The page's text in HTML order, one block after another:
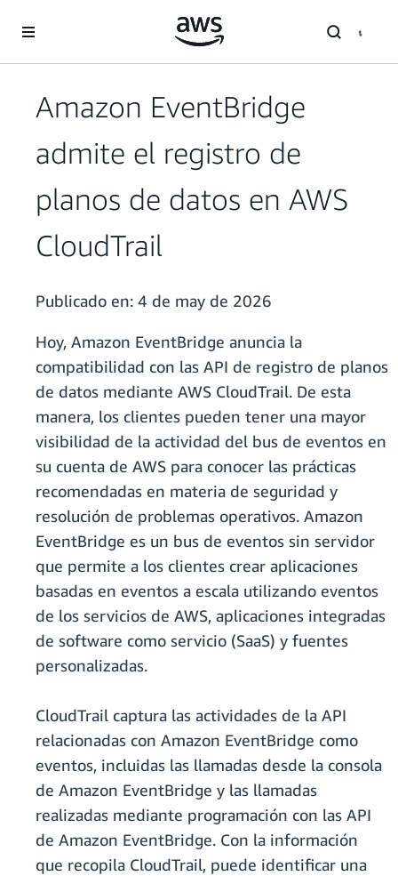
Amazon EventBridge
admite el registro de
planos de datos en AWS
CloudTrail
Publicado en: 4 de may de 2026
Hoy, Amazon EventBridge anuncia la
compatibilidad con las API de registro de planos
de datos mediante AWS CloudTrail. De esta
manera, los clientes pueden tener una mayor
visibilidad de la actividad del bus de eventos en
su cuenta de AWS para conocer las prácticas
recomendadas en materia de seguridad y
resolución de problemas operativos. Amazon
EventBridge es un bus de eventos sin servidor
que permite a los clientes crear aplicaciones
basadas en eventos a escala utilizando eventos
de los servicios de AWS, aplicaciones integradas
de software como servicio (SaaS) y fuentes
personalizadas.
CloudTrail captura las actividades de la API
relacionadas con Amazon EventBridge como
eventos, incluidas las llamadas desde la consola
de Amazon EventBridge y las llamadas
realizadas mediante programación con las API
de Amazon EventBridge. Con la información
que recopila CloudTrail, puede identificar una